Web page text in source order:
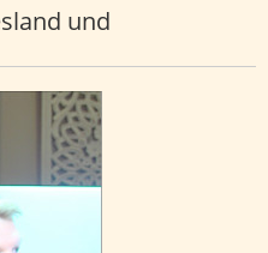
und
Auszeit an